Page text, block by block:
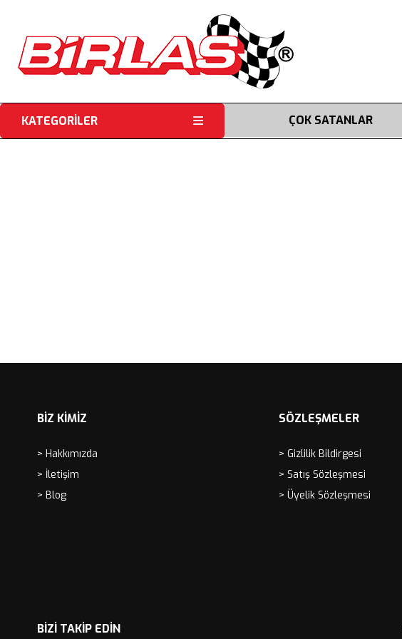
KATEGORİLER ÇOK SATANLAR
BİZ KİMİZ
> Hakkımızda
> İletişim
> Blog
SÖZLEŞMELER
> Gizlilik Bildirgesi
> Satış Sözleşmesi
> Üyelik Sözleşmesi
BIZI TAKIP EDIN